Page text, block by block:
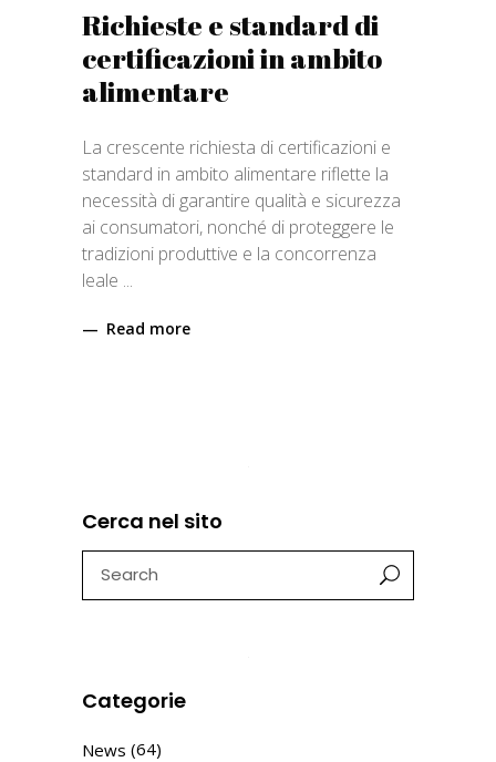
Richieste e standard di
certificazioni in ambito
alimentare
La crescente richiesta di certificazioni e
standard in ambito alimentare riflette la
necessità di garantire qualità e sicurezza
ai consumatori, nonché di proteggere le
tradizioni produttive e la concorrenza
leale
Read more
Cerca nel sito
Categorie
News (64)